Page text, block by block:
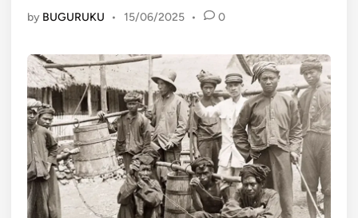
by BUGURUKU • 15/06/2025 • 0